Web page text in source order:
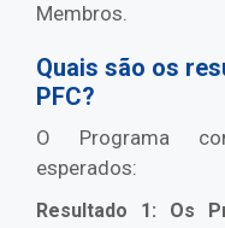
Membros.
Quais são os
PFC?
O Programa
esperados:
Resultado 1: Os